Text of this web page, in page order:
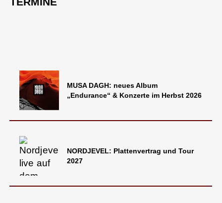
MUSA DAGH: neues Album
„Endurance“ & Konzerte im Herbst 2026
NORDJEVEL: Plattenvertrag und Tour
2027